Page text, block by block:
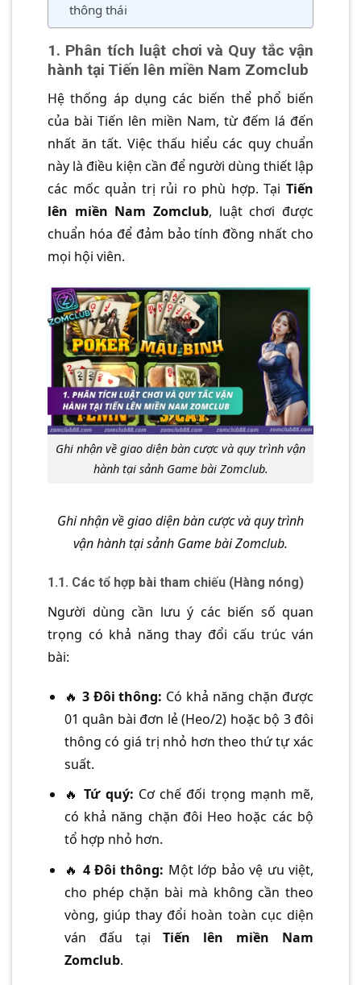
thông thái
1. Phân tích luật chơi và Quy tắc vận
hành tại Tiến lên miền Nam Zomclub
Hệ thống áp dụng các biến thể phổ biến
của bài Tiến lên miền Nam, từ đếm lá đến
nhất ăn tất. Việc thấu hiểu các quy chuẩn
này là điều kiện cần để người dùng thiết lập
các mốc quản trị rủi ro phù hợp. Tại Tiến
lên miền Nam Zomclub, luật chơi được
chuẩn hóa để đảm bảo tính đồng nhất cho
mọi hội viên.
Ghi nhận về giao diện bàn cược và quy trình vận
hành tại sảnh Game bài Zomclub.
Ghi nhận về giao diện bàn cược và quy trình
vận hành tại sảnh Game bài Zomclub.
1.1. Các tổ hợp bài tham chiếu (Hàng nóng)
Người dùng cần lưu ý các biến số quan
trọng có khả năng thay đổi cấu trúc ván
bài:
🔥 3 Đôi thông: Có khả năng chặn được
01 quân bài đơn lẻ (Heo/2) hoặc bộ 3 đôi
thông có giá trị nhỏ hơn theo thứ tự xác
suất.
🔥Tứ quý: Cơ chế đối trọng mạnh mẽ,
có khả năng chặn đôi Heo hoặc các bộ
tổ hợp nhỏ hơn.
🔥 4 Đôi thông: Một lớp bảo vệ ưu việt,
cho phép chặn bài mà không cần theo
vòng, giúp thay đổi hoàn toàn cục diện
ván đấu tạiTiến lên miền Nam
Zomclub.